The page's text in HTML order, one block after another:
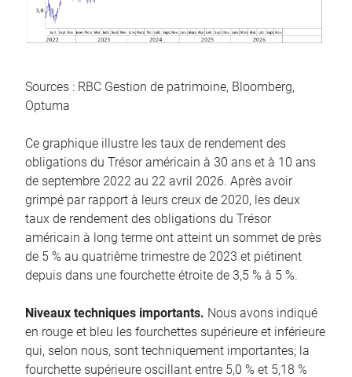
Sources : RBC Gestion de patrimoine, Bloomberg,
Optuma
Ce graphique illustre les taux de rendement des
obligations du Trésor américain à 30 ans et à 10 ans
de septembre 2022 au 22 avril 2026. Après avoir
grimpé par rapport à leurs creux de 2020, les deux
taux de rendement des obligations du Trésor
américain à long terme ont atteint un sommet de près
de 5 % au quatrième trimestre de 2023 et piétinent
depuis dans une fourchette étroite de 3,5 % à 5 %.
Niveaux techniques importants. Nous avons indiqué
en rouge et bleu les fourchettes supérieure et inférieure
qui, selon nous, sont techniquement importantes; la
fourchette supérieure oscillant entre 5,0 % et 5,18 %